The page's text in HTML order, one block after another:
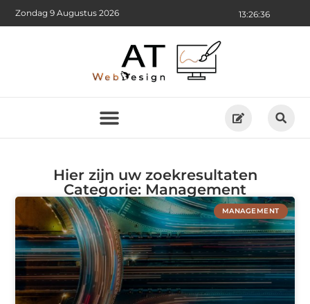
13:26:36
Zondag 9 Augustus 2026
Hier zijn uw zoekresultaten
Categorie: Management
MANAGEMENT